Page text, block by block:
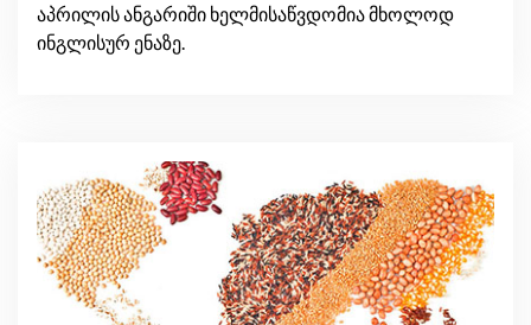
აპრილის ანგარიში ხელმისაწვდომია მხოლოდ
ინგლისურ ენაზე.